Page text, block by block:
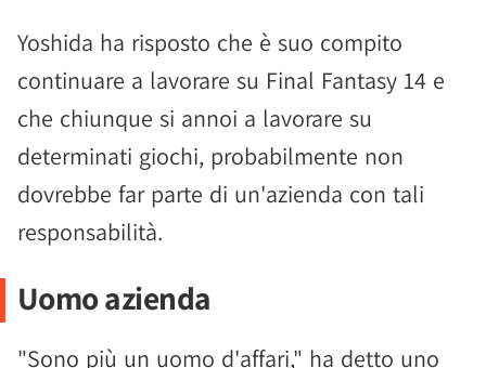
Yoshida ha risposto che è suo compito
continuare a lavorare su Final Fantasy 14 e
che chiunque si annoi a lavorare su
determinati giochi, probabilmente non
dovrebbe far parte di un'azienda con tali
responsabilità.
Uomo azienda
"Sono più un uomo d'affari," ha detto uno